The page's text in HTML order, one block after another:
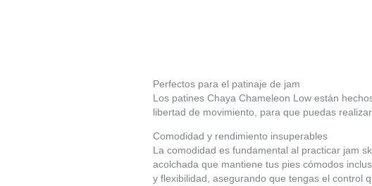
Perfectos para el patinaje de jam
Los patines Chaya Chameleon Low están
libertad de movimiento, para que puedas
Comodidad y rendimiento insuperables
La comodidad es fundamental al practicar jam
acolchada que mantiene tus pies cómodos
y flexibilidad, asegurando que tengas el control